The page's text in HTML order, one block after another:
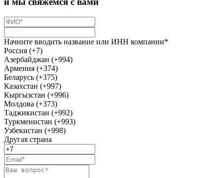
Начните вводить название или ИНН компании*
Россия (+7)
Азербайджан (+994)
Армения (+374)
Беларусь (+375)
Казахстан (+997)
Кыргызстан (+996)
Молдова (+373)
Таджикистан (+992)
Туркменистан (+993)
Узбекистан (+998)
Другая страна